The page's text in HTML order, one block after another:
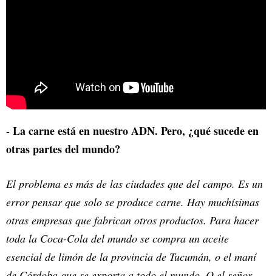
- La carne está en nuestro ADN. Pero, ¿qué sucede en
otras partes del mundo?
El problema es más de las ciudades que del campo. Es un
error pensar que solo se produce carne. Hay muchísimas
otras empresas que fabrican otros productos. Para hacer
toda la Coca-Cola del mundo se compra un aceite
esencial de limón de la provincia de Tucumán, o el maní